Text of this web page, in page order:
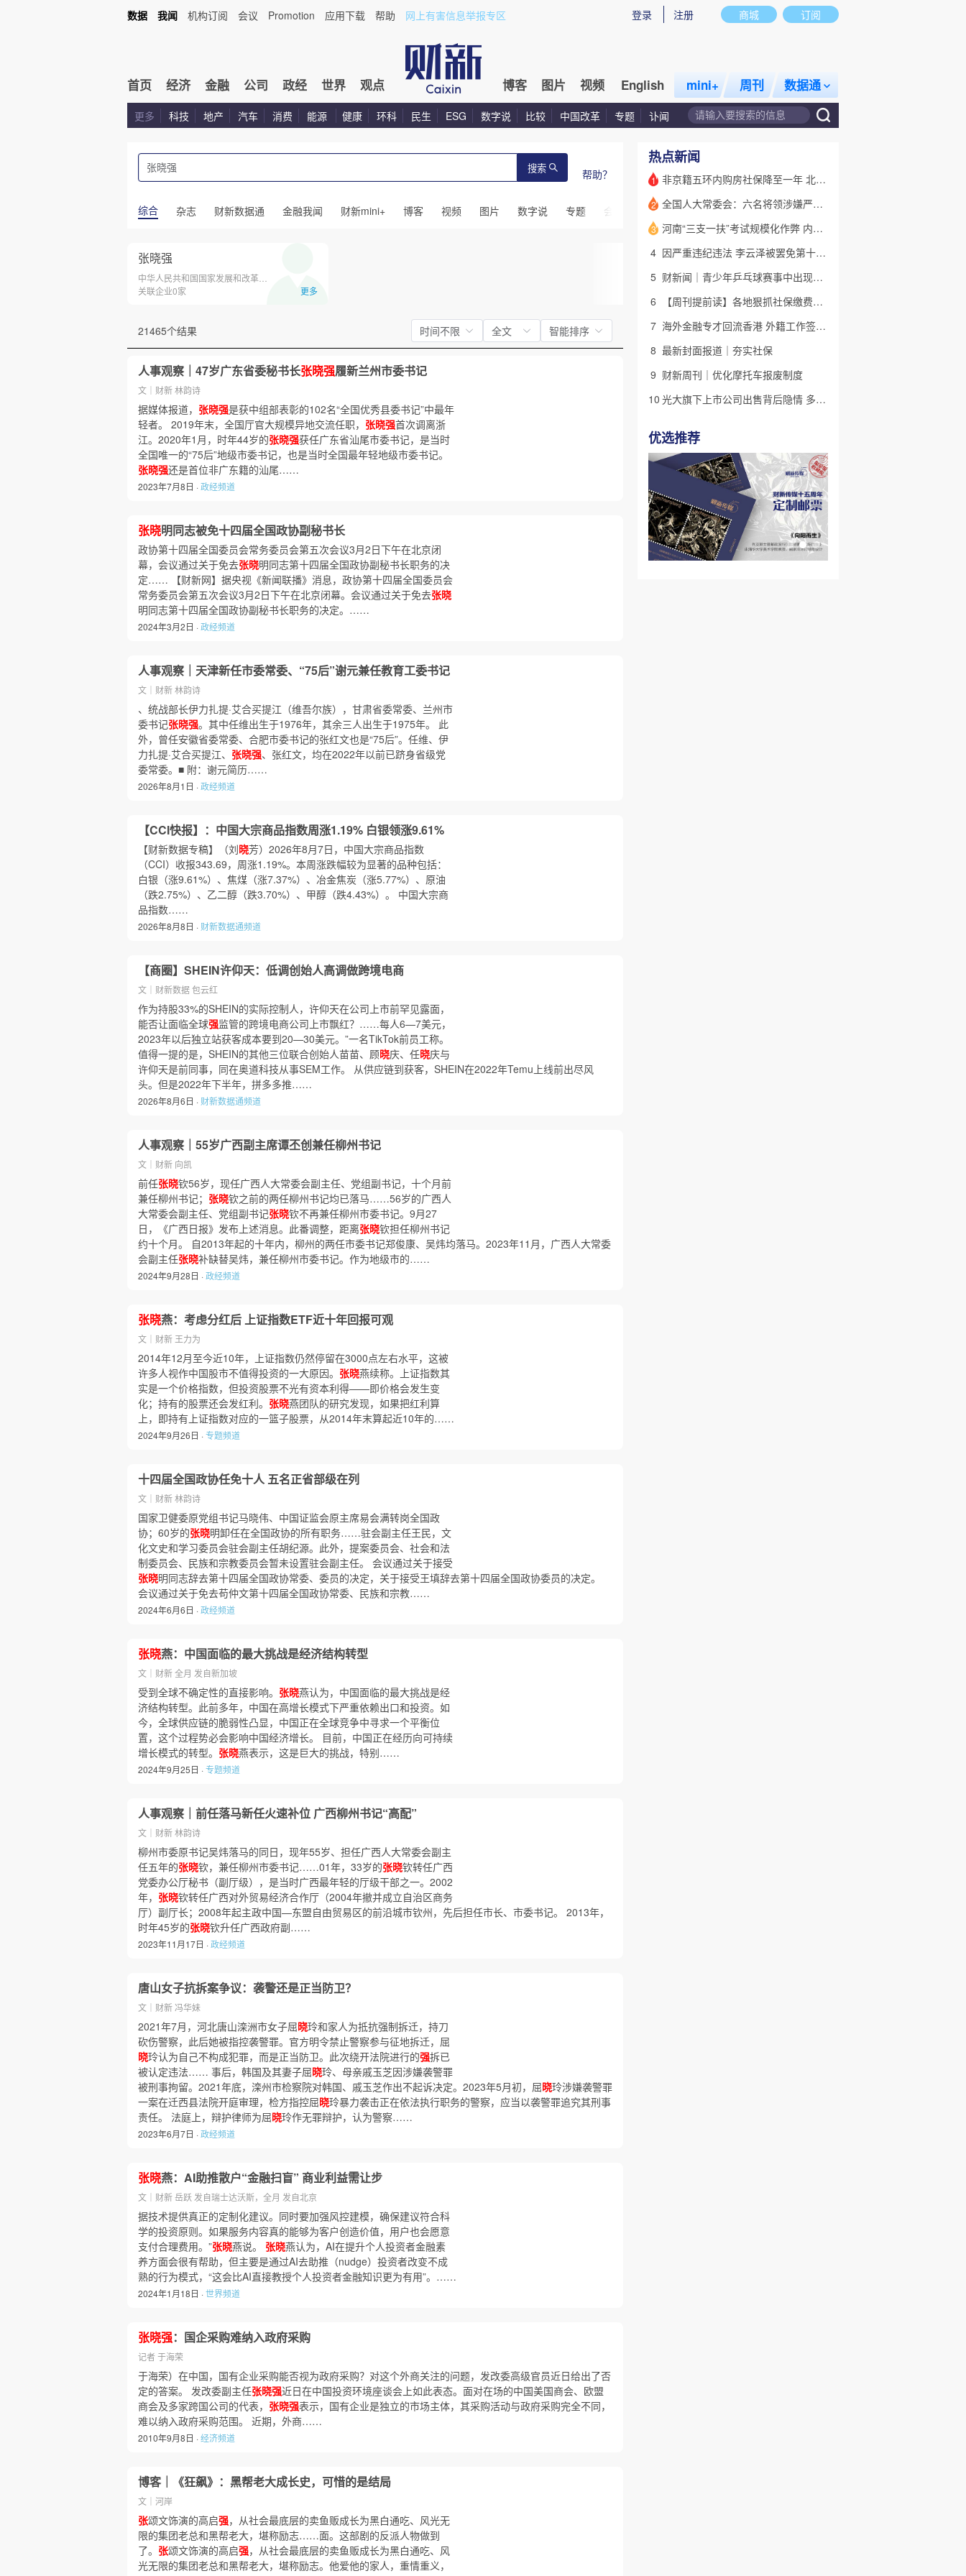
商城 订阅
登录 注册
数据 我闻 机构订阅 会议 Promotion 应用下载 帮助 网上有害信息举报专区
首页 经济 金融 公司 政经 世界 观点 博客 图片 视频 English mini+ 周刊 数据通
更多 科技 地产 汽车 消费 能源 健康 环科 民生 ESG 数字说 比较 中国改革 专题 讣闻
搜索 帮助？
综合 杂志 财新数据通 金融我闻 财新mini+ 博客 视频 图片 数字说 专题 会议 话题 特别呈现 私房课
张晓强
关联企业0家
更多
21465个结果 时间不限 全文 智能排序
人事观察｜47岁广东省委秘书长张晓强履新兰州市委书记
文｜财新 林韵诗
据媒体报道， 张晓强是获中组部表彰的102名“全国优秀县委书记”中最年
轻者。 2019年末，全国厅官大规模异地交流任职， 张晓强首次调离浙
江。2020年1月，时年44岁的张晓强获任广东省汕尾市委书记，是当时
全国唯一的“75后”地级市委书记，也是当时全国最年轻地级市委书记。
张晓强还是首位非广东籍的汕尾……
2023年7月8日 ·政经频道
张晓明同志被免十四届全国政协副秘书长
政协第十四届全国委员会常务委员会第五次会议3月2日下午在北京闭
幕，会议通过关于免去张晓明同志第十四届全国政协副秘书长职务的决
定…… 【财新网】据央视《新闻联播》消息，政协第十四届全国委员会
常务委员会第五次会议3月2日下午在北京闭幕。会议通过关于免去张晓
明同志第十四届全国政协副秘书长职务的决定。……
2024年3月2日 ·政经频道
人事观察｜天津新任市委常委、“75后”谢元兼任教育工委书记
文｜财新 林韵诗
、统战部长伊力扎提·艾合买提江（维吾尔族），甘肃省委常委、兰州市
委书记张晓强。其中任维出生于1976年，其余三人出生于1975年。 此
外，曾任安徽省委常委、合肥市委书记的张红文也是“75后”。任维、伊
力扎提·艾合买提江、 张晓强、张红文，均在2022年以前已跻身省级党
委常委。■ 附：谢元简历……
2026年8月1日 ·政经频道
【CCI快报】：中国大宗商品指数周涨1.19% 白银领涨9.61%
【财新数据专稿】（刘晓芳）2026年8月7日，中国大宗商品指数
（CCI）收报343.69，周涨1.19%。本周涨跌幅较为显著的品种包括：
白银（涨9.61%）、焦煤（涨7.37%）、冶金焦炭（涨5.77%）、原油
（跌2.75%）、乙二醇（跌3.70%）、甲醇（跌4.43%）。 中国大宗商
品指数……
2026年8月8日 · 财新数据通频道
【商圈】SHEIN许仰天：低调创始人高调做跨境电商
文｜财新数据 包云红
作为持股33%的SHEIN的实际控制人，许仰天在公司上市前罕见露面，
能否让面临全球强监管的跨境电商公司上市飘红？……每人6—7美元，
2023年以后独立站获客成本要到20—30美元。”一名TikTok前员工称。
值得一提的是，SHEIN的其他三位联合创始人苗苗、顾晓庆、任晓庆与
许仰天是前同事，同在奥道科技从事SEM工作。 从供应链到获客，SHEIN在2022年Temu上线前出尽风
头。但是2022年下半年，拼多多推……
2026年8月6日 · 财新数据通频道
人事观察｜55岁广西副主席谭丕创兼任柳州书记
文｜财新 向凯
前任张晓钦56岁，现任广西人大常委会副主任、党组副书记，十个月前
兼任柳州书记； 张晓钦之前的两任柳州书记均已落马……56岁的广西人
大常委会副主任、党组副书记张晓钦不再兼任柳州市委书记。9月27
日，《广西日报》发布上述消息。此番调整，距离张晓钦担任柳州书记
约十个月。 自2013年起的十年内，柳州的两任市委书记郑俊康、吴炜均落马。2023年11月，广西人大常委
会副主任张晓补缺替吴炜，兼任柳州市委书记。作为地级市的……
2024年9月28日 ·政经频道
张晓燕：考虑分红后 上证指数ETF近十年回报可观
文｜财新 王力为
2014年12月至今近10年，上证指数仍然停留在3000点左右水平，这被
许多人视作中国股市不值得投资的一大原因。 张晓燕续称。上证指数其
实是一个价格指数，但投资股票不光有资本利得——即价格会发生变
化；持有的股票还会发红利。 张晓燕团队的研究发现，如果把红利算
上，即持有上证指数对应的一篮子股票，从2014年末算起近10年的……
2024年9月26日 ·专题频道
十四届全国政协任免十人 五名正省部级在列
文｜财新 林韵诗
国家卫健委原党组书记马晓伟、中国证监会原主席易会满转岗全国政
协；60岁的张晓明卸任在全国政协的所有职务……驻会副主任王民，文
化文史和学习委员会驻会副主任胡纪源。此外，提案委员会、社会和法
制委员会、民族和宗教委员会暂未设置驻会副主任。 会议通过关于接受
张晓明同志辞去第十四届全国政协常委、委员的决定，关于接受王填辞去第十四届全国政协委员的决定。
会议通过关于免去苟仲文第十四届全国政协常委、民族和宗教……
2024年6月6日 ·政经频道
张晓燕：中国面临的最大挑战是经济结构转型
文｜财新 全月 发自新加坡
受到全球不确定性的直接影响。 张晓燕认为，中国面临的最大挑战是经
济结构转型。此前多年，中国在高增长模式下严重依赖出口和投资。如
今，全球供应链的脆弱性凸显，中国正在全球竞争中寻求一个平衡位
置，这个过程势必会影响中国经济增长。 目前，中国正在经历向可持续
增长模式的转型。 张晓燕表示，这是巨大的挑战，特别……
2024年9月25日 ·专题频道
人事观察｜前任落马新任火速补位 广西柳州书记“高配”
文｜财新 林韵诗
柳州市委原书记吴炜落马的同日，现年55岁、担任广西人大常委会副主
任五年的张晓钦，兼任柳州市委书记……01年，33岁的张晓钦转任广西
党委办公厅秘书（副厅级），是当时广西最年轻的厅级干部之一。2002
年， 张晓钦转任广西对外贸易经济合作厅（2004年撤并成立自治区商务
厅）副厅长；2008年起主政中国—东盟自由贸易区的前沿城市钦州，先后担任市长、市委书记。 2013年，
时年45岁的张晓钦升任广西政府副……
2023年11月17日 ·政经频道
唐山女子抗拆案争议：袭警还是正当防卫？
文｜财新 冯华妹
2021年7月，河北唐山滦洲市女子屈晓玲和家人为抵抗强制拆迁，持刀
砍伤警察，此后她被指控袭警罪。官方明令禁止警察参与征地拆迁，屈
晓玲认为自己不构成犯罪，而是正当防卫。此次绕开法院进行的强拆已
被认定违法…… 事后，韩国及其妻子屈晓玲、母亲戚玉芝因涉嫌袭警罪
被刑事拘留。2021年底，滦州市检察院对韩国、戚玉芝作出不起诉决定。2023年5月初，屈晓玲涉嫌袭警罪
一案在迁西县法院开庭审理，检方指控屈晓玲暴力袭击正在依法执行职务的警察，应当以袭警罪追究其刑事
责任。 法庭上，辩护律师为屈晓玲作无罪辩护，认为警察……
2023年6月7日 ·政经频道
张晓燕：AI助推散户“金融扫盲” 商业利益需让步
文｜财新 岳跃 发自瑞士达沃斯，全月 发自北京
据技术提供真正的定制化建议。同时要加强风控建模，确保建议符合科
学的投资原则。如果服务内容真的能够为客户创造价值，用户也会愿意
支付合理费用。”张晓燕说。 张晓燕认为，AI在提升个人投资者金融素
养方面会很有帮助，但主要是通过AI去助推（nudge）投资者改变不成
熟的行为模式，“这会比AI直接教授个人投资者金融知识更为有用”。……
2024年1月18日 ·世界频道
张晓强：国企采购难纳入政府采购
记者 于海荣
于海荣）在中国，国有企业采购能否视为政府采购？对这个外商关注的问题，发改委高级官员近日给出了否
定的答案。 发改委副主任张晓强近日在中国投资环境座谈会上如此表态。面对在场的中国美国商会、欧盟
商会及多家跨国公司的代表， 张晓强表示，国有企业是独立的市场主体，其采购活动与政府采购完全不同，
难以纳入政府采购范围。 近期，外商……
2010年9月8日 ·经济频道
博客｜《狂飙》：黑帮老大成长史，可惜的是结局
文｜河岸
张颂文饰演的高启强，从社会最底层的卖鱼贩成长为黑白通吃、风光无
限的集团老总和黑帮老大，堪称励志……面。这部剧的反派人物做到
了。 张颂文饰演的高启强，从社会最底层的卖鱼贩成长为黑白通吃、风
光无限的集团老总和黑帮老大，堪称励志。他爱他的家人，重情重义，
热点新闻
1 非京籍五环内购房社保降至一年 北京市公积金最高可贷340万元
2 全国人大常委会：六名将领涉嫌严重违纪违法 被罢免全国人大代表
3
河南“三支一扶”考试规模化作弊 内外勾结提前获取试卷
4
因严重违纪违法 李云泽被罢免第十四届全国人大代表职务
5
财新闻｜青少年乒乓球赛事中出现严重赛风赛纪问题，乒协发文
6
【周刊提前读】各地狠抓社保缴费基数 合规与企业减负如何平衡？
7
海外金融专才回流香港 外籍工作签证翻倍
8 最新封面报道｜夯实社保
9 财新周刊｜优化摩托车报废制度
10
光大旗下上市公司出售背后隐情 多人卷入医疗腐败案被查
优选推荐